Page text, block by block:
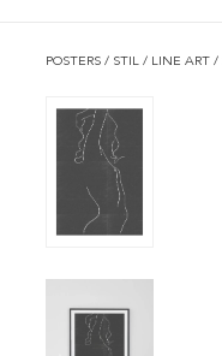
POSTERS / STIL / LINE ART /